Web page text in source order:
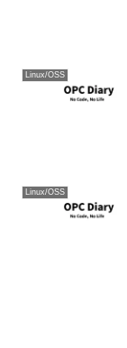
Linux/OSS
Linux/OSS